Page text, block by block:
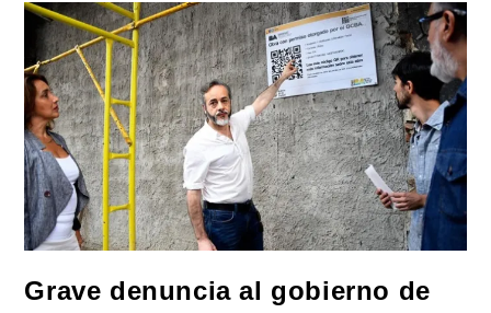
Tendremos
Ley
Mucho
Antes
De
Lo
Que
Podemos
Imaginar»
Grave denuncia al gobierno de